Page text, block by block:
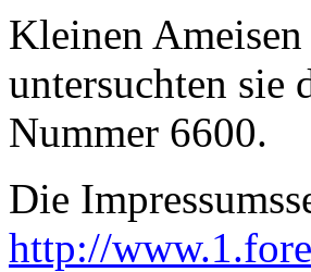
Kleinen
untersuchten sie
Nummer 6600.
Die
http://